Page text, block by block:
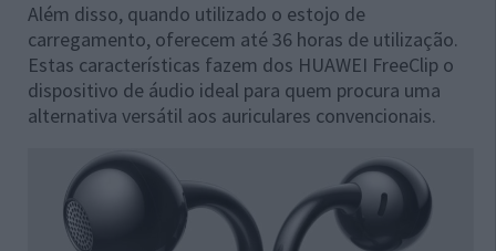
Além disso, quando utilizado o estojo de
carregamento, oferecem até 36 horas de utilização.
Estas características fazem dos HUAWEI FreeClip o
dispositivo de áudio ideal para quem procura uma
alternativa versátil aos auriculares convencionais.